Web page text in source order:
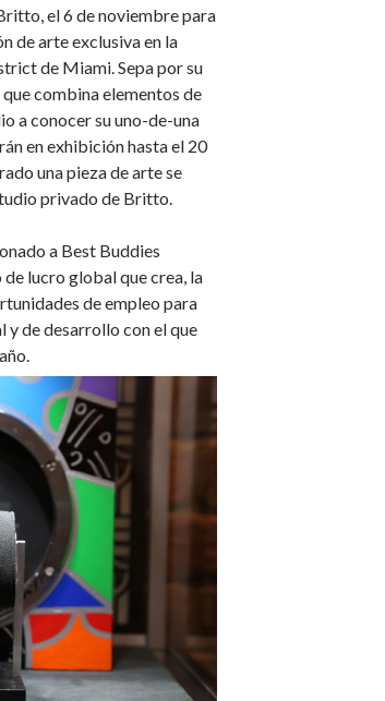
el 6 de noviembre para
de arte exclusiva en la
de Miami.Sepa por su
combina elementos de
a conocer su uno-de-una
en exhibición hasta el 20
una pieza de arte se
privado de Britto.
a Best Buddies
lucro global que crea, la
de empleo para
y de desarrollo con el que